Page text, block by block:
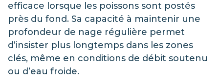
efficace lorsque les poissons sont postés
près du fond. Sa capacité à maintenir une
profondeur de nage régulière permet
d’insister plus longtemps dans les zones
clés, même en conditions de débit soutenu
ou d’eau froide.